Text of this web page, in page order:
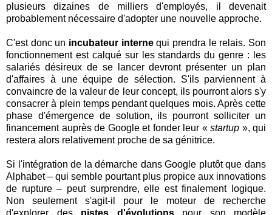
plusieurs dizaines de milliers d'employés, il devenait
probablement nécessaire d'adopter une nouvelle approche.
C'est donc un incubateur internequi prendra le relais. Son
fonctionnement est calqué sur les standards du genre : les
salariés désireux de se lancer devront présenter un plan
d'affaires à une équipe de sélection. S'ils parviennent à
convaincre de la valeur de leur concept, ils pourront alors s'y
consacrer à plein temps pendant quelques mois. Après cette
phase d'émergence de solution, ils pourront solliciter un
financement auprès de Google et fonder leur « startup », qui
restera alors relativement proche de sa génitrice.
Si l'intégration de la démarche dans Google plutôt que dans
Alphabet – qui semble pourtant plus propice aux innovations
de rupture – peut surprendre, elle est finalement logique.
Non seulement s'agit-il pour le moteur de recherche
d'explorer des pistes d'évolutionspour son modèle